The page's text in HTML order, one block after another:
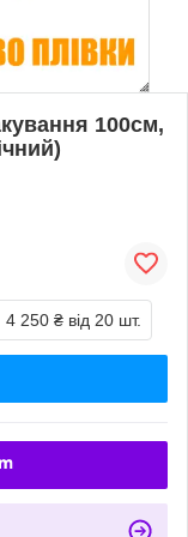
100см,
4 250 ₴ від 20 шт.